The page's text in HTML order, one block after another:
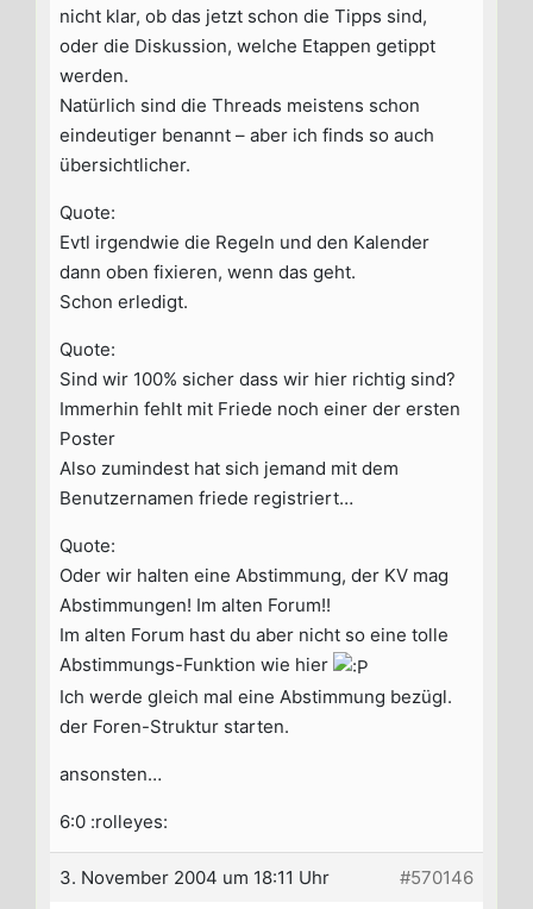
nicht klar, ob das jetzt schon die Tipps sind,
oder die Diskussion, welche Etappen getippt
werden.
Natürlich sind die Threads meistens schon
eindeutiger benannt – aber ich finds so auch
übersichtlicher.
Quote:
Evtl irgendwie die Regeln und den Kalender
dann oben fixieren, wenn das geht.
Schon erledigt.
Quote:
Sind wir 100% sicher dass wir hier richtig sind?
Immerhin fehlt mit Friede noch einer der ersten
Poster
Also zumindest hat sich jemand mit dem
Benutzernamen friede registriert…
Quote:
Oder wir halten eine Abstimmung, der KV mag
Abstimmungen! Im alten Forum!!
Im alten Forum hast du aber nicht so eine tolle
Abstimmungs-Funktion wie hier
Ich werde gleich mal eine Abstimmung bezügl.
der Foren-Struktur starten.
ansonsten…
6:0 :rolleyes:
3. November 2004 um 18:11 Uhr #570146